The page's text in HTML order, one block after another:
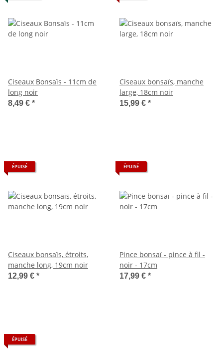
Ciseaux Bonsaïs - 11cm de
long noir
8,49 € *
Ciseaux bonsaïs, manche
large, 18cm noir
15,99 € *
ÉPUISÉ
Ciseaux bonsaïs, étroits,
manche long, 19cm noir
12,99 € *
ÉPUISÉ
Pince bonsaï - pince à fil -
noir - 17cm
17,99 € *
ÉPUISÉ